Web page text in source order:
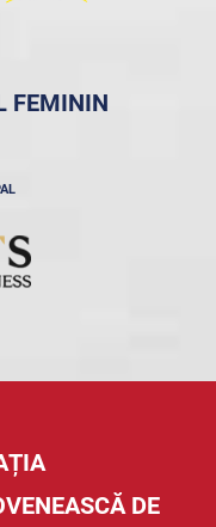
FEMININ
DE